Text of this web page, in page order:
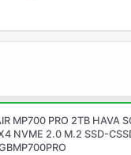
MP700 PRO 2TB HAVA
NVME 2.0 M.2 SSD-